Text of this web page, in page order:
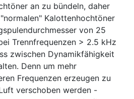
an zu bündeln, daher
Kalottenhochtöner
von 25
Trennfrequenzen > 2.5 kHz
zwischen Dynamikfähigkeit
Denn um mehr
Frequenzen erzeugen zu
verschoben werden -